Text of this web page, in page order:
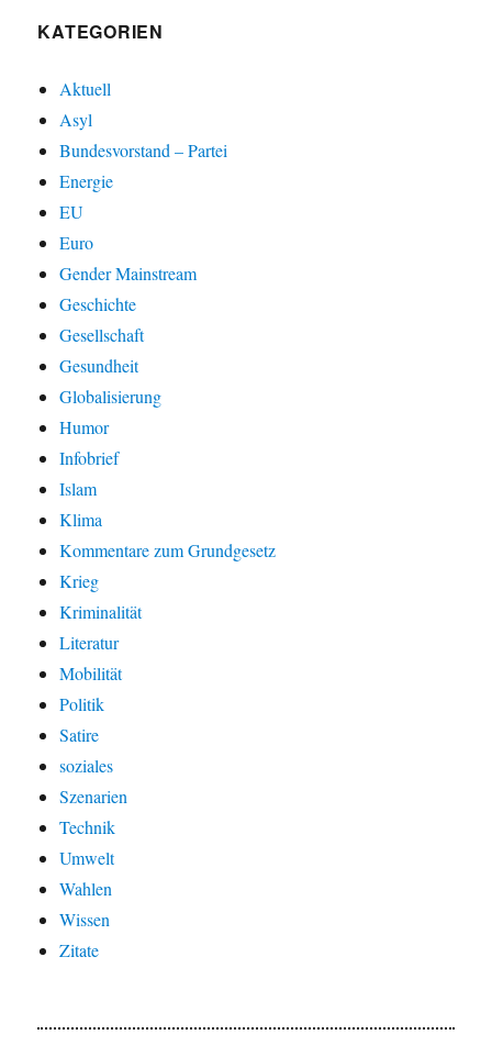
KATEGORIEN
Aktuell
Asyl
Bundesvorstand – Partei
Energie
EU
Euro
Gender Mainstream
Geschichte
Gesellschaft
Gesundheit
Globalisierung
Humor
Infobrief
Islam
Klima
Kommentare zum Grundgesetz
Krieg
Kriminalität
Literatur
Mobilität
Politik
Satire
soziales
Szenarien
Technik
Umwelt
Wahlen
Wissen
Zitate